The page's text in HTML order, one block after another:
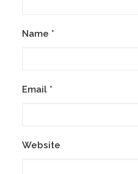
Name *
Email *
Website